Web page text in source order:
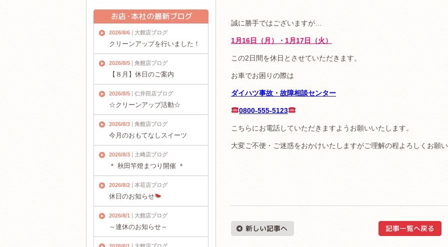
誠に勝手ではございますが…
1月16日（月）・1月17日（火）
この2日間を休日とさせていただきます。
お車でお困りの際は
ダイハツ事故・故障相談センター
0800-555-5123
こちらにお電話していただきますようお願いいたします。
大変ご不便・ご迷惑をおかけいたしますがご理解の程よろしくお願
2026/8/6 大館店ブログ
クリーンアップを行いました！
2026/8/5 角館店ブログ
【８月】休日のご案内
2026/8/5 仁井田店ブログ
☆クリーンアップ活動☆
2026/8/3 角館店ブログ
今月のおもてなしスイーツ
2026/8/3 土崎店ブログ
＊ 秋田竿燈まつり開催 ＊
2026/8/2 本荘店ブログ
休日のお知らせ
2026/8/1 大館店ブログ
～連休のお知らせ～